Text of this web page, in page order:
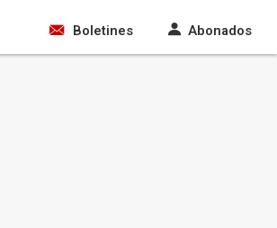
Boletines Abonados